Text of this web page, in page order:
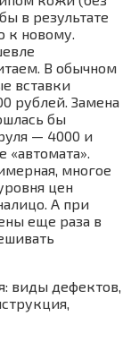
в результате
к новому.
В обычном
вставки
рублей. Замена
бы
— 4000 и
«автомата».
многое
цен
А при
еще раза в